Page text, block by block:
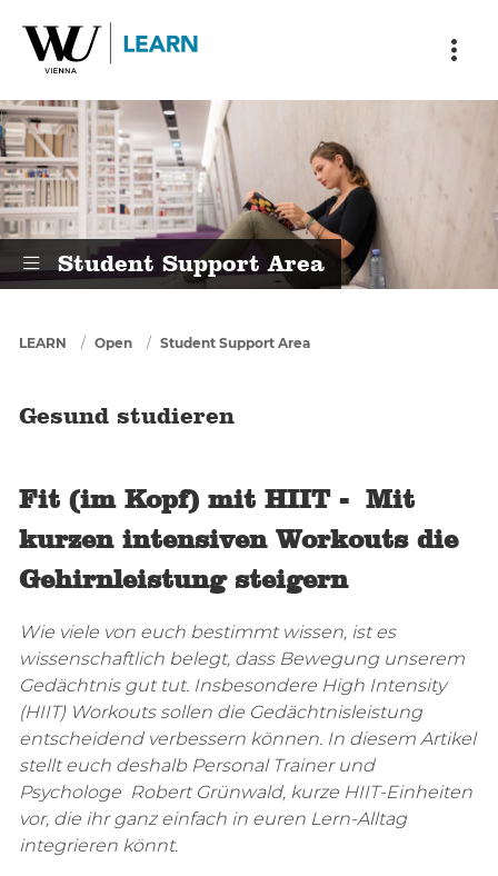
Gesund studieren
Student Support Area
You are here
LEARN Open Student Support Area
Gesund studieren
Fit (im Kopf) mit HIIT - Mit
kurzen intensiven Workouts die
Gehirnleistung steigern
Wie viele von euch bestimmt wissen, ist es
wissenschaftlich belegt, dass Bewegung unserem
Gedächtnis gut tut. Insbesondere High Intensity
(HIIT) Workouts sollen die Gedächtnisleistung
entscheidend verbessern können. In diesem Artikel
stellt euch deshalb Personal Trainer und
Psychologe Robert Grünwald, kurze HIIT-Einheiten
vor, die ihr ganz einfach in euren Lern-Alltag
integrieren könnt.